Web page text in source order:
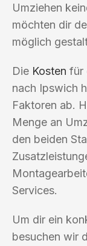
Umziehen
möchten dir
möglich
Die Kosten für
nach Ipswich
Faktoren ab.
Menge an
den beiden
Services.
Um dir ein
besuchen wir